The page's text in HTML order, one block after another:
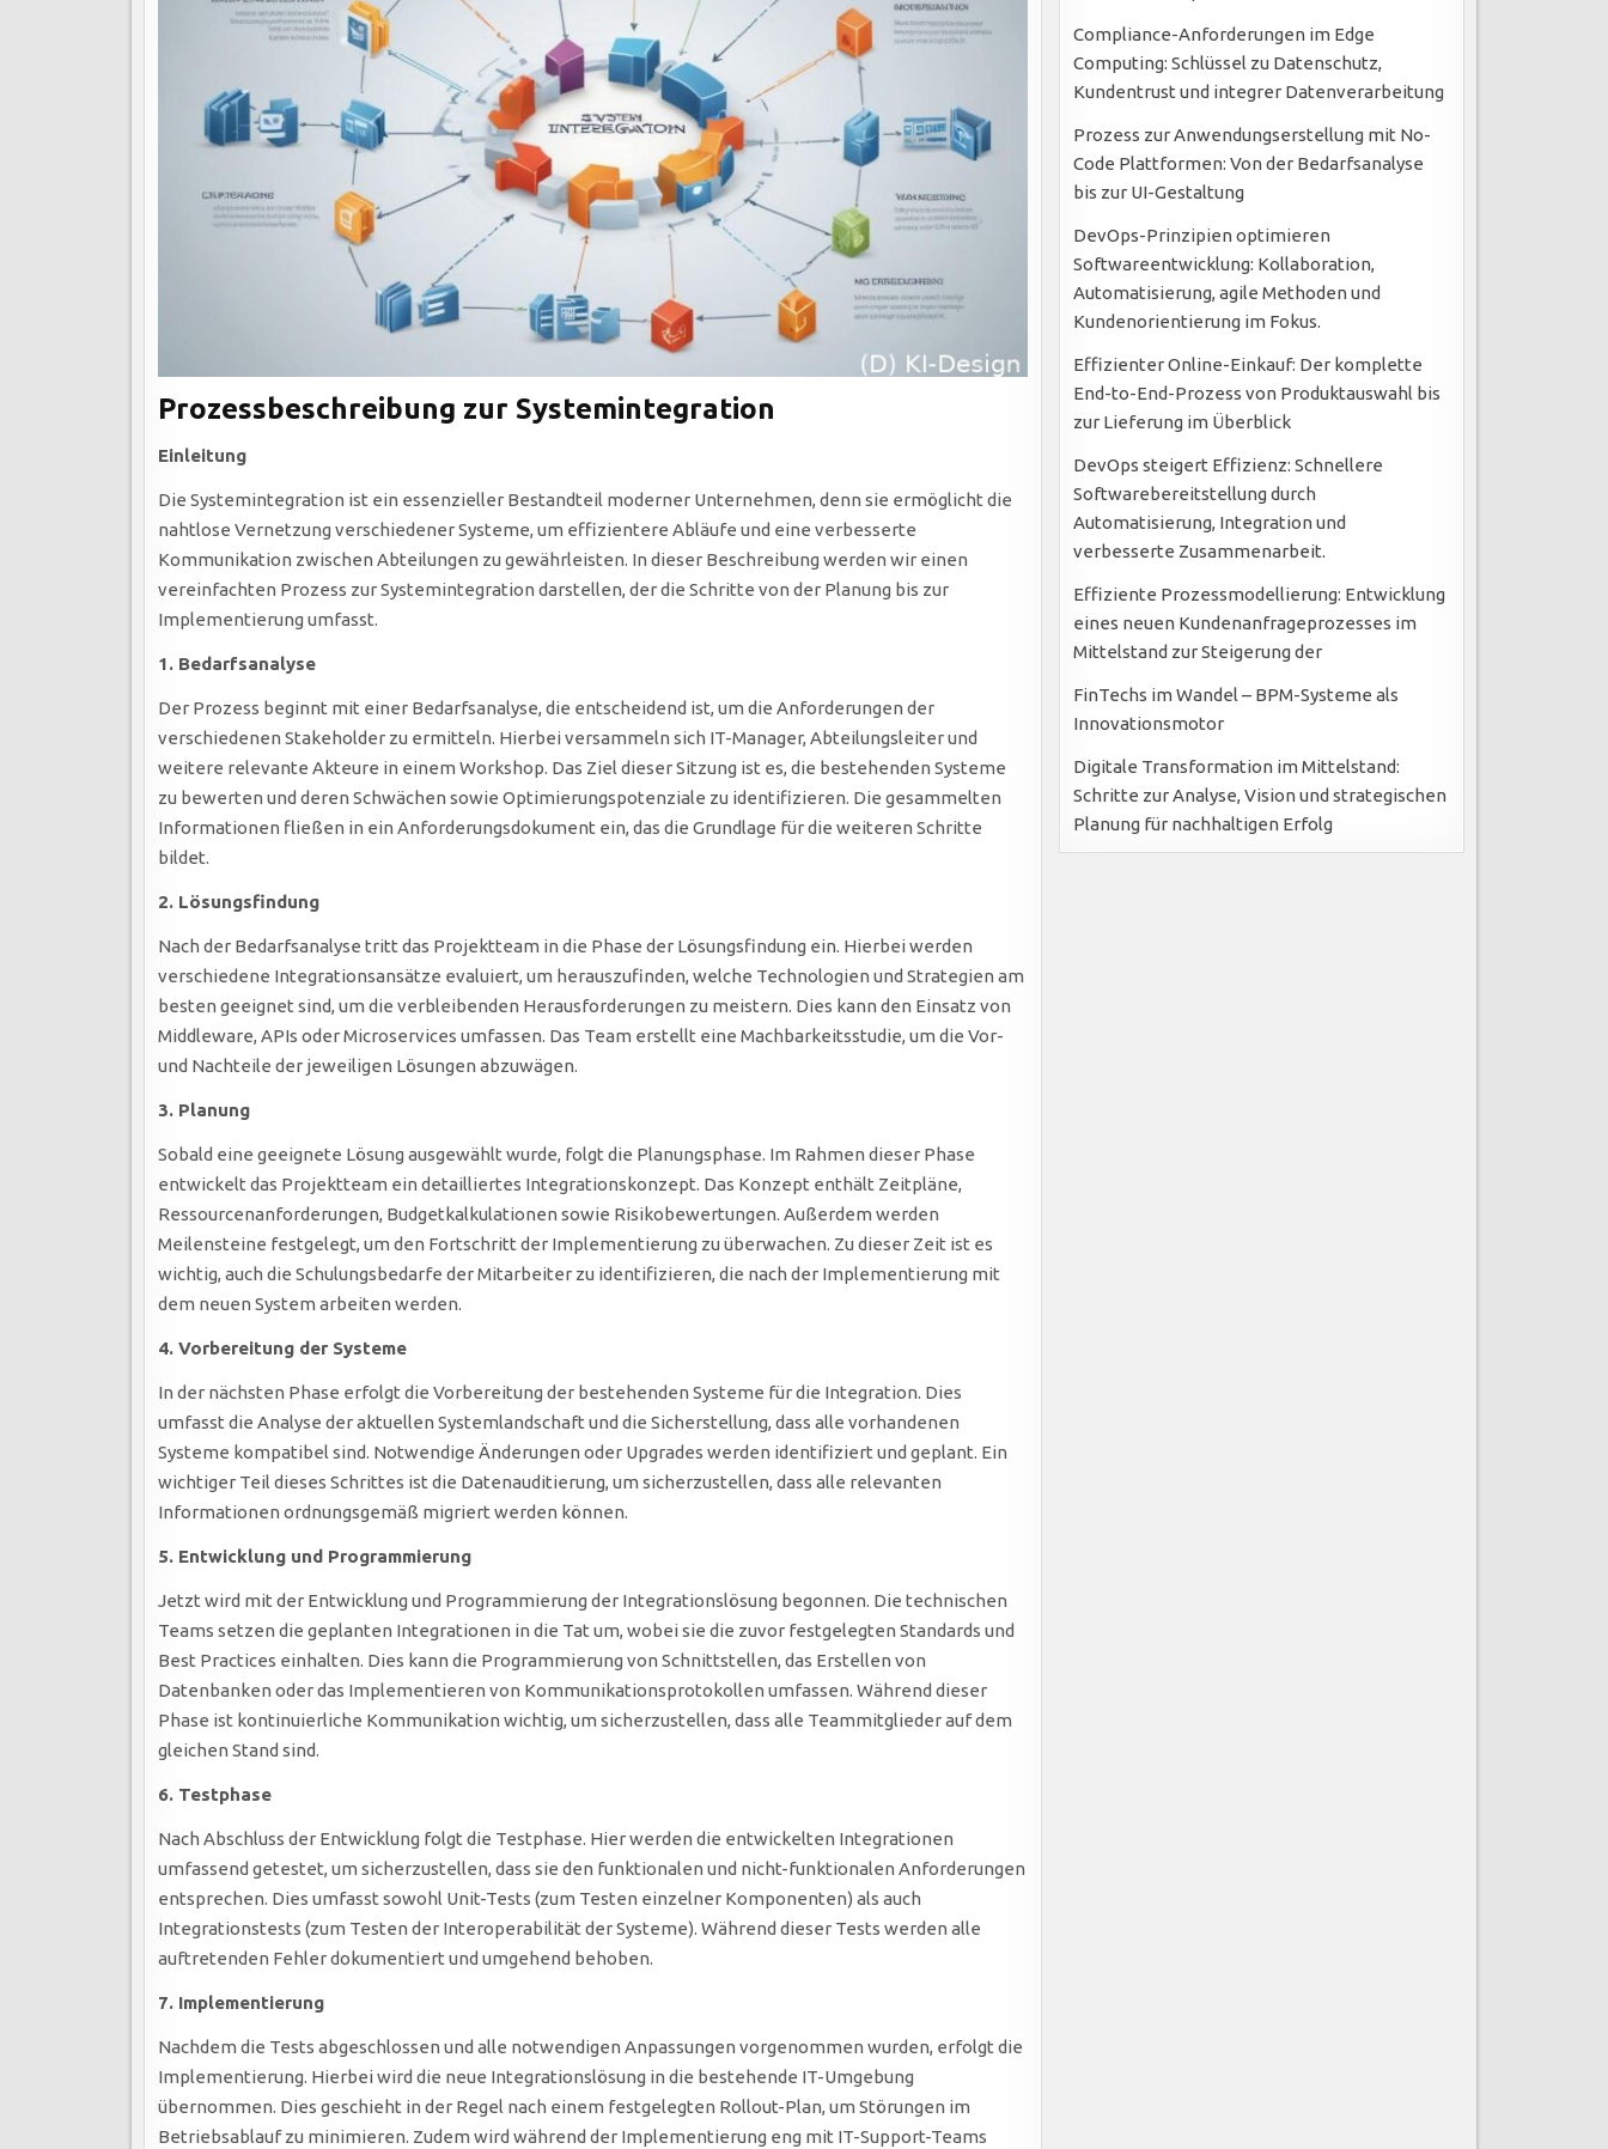
Prozessbeschreibung zur Systemintegration
Einleitung
Die Systemintegration ist ein essenzieller Bestandteil moderner Unternehmen, denn sie ermöglicht die
nahtlose Vernetzung verschiedener Systeme, um effizientere Abläufe und eine verbesserte
Kommunikation zwischen Abteilungen zu gewährleisten. In dieser Beschreibung werden wir einen
vereinfachten Prozess zur Systemintegration darstellen, der die Schritte von der Planung bis zur
Implementierung umfasst.
1. Bedarfsanalyse
Der Prozess beginnt mit einer Bedarfsanalyse, die entscheidend ist, um die Anforderungen der
verschiedenen Stakeholder zu ermitteln. Hierbei versammeln sich IT-Manager, Abteilungsleiter und
weitere relevante Akteure in einem Workshop. Das Ziel dieser Sitzung ist es, die bestehenden Systeme
zu bewerten und deren Schwächen sowie Optimierungspotenziale zu identifizieren. Die gesammelten
Informationen fließen in ein Anforderungsdokument ein, das die Grundlage für die weiteren Schritte
bildet.
2. Lösungsfindung
Nach der Bedarfsanalyse tritt das Projektteam in die Phase der Lösungsfindung ein. Hierbei werden
verschiedene Integrationsansätze evaluiert, um herauszufinden, welche Technologien und Strategien am
besten geeignet sind, um die verbleibenden Herausforderungen zu meistern. Dies kann den Einsatz von
Middleware, APIs oder Microservices umfassen. Das Team erstellt eine Machbarkeitsstudie, um die Vor-
und Nachteile der jeweiligen Lösungen abzuwägen.
3. Planung
Sobald eine geeignete Lösung ausgewählt wurde, folgt die Planungsphase. Im Rahmen dieser Phase
entwickelt das Projektteam ein detailliertes Integrationskonzept. Das Konzept enthält Zeitpläne,
Ressourcenanforderungen, Budgetkalkulationen sowie Risikobewertungen. Außerdem werden
Meilensteine festgelegt, um den Fortschritt der Implementierung zu überwachen. Zu dieser Zeit ist es
wichtig, auch die Schulungsbedarfe der Mitarbeiter zu identifizieren, die nach der Implementierung mit
dem neuen System arbeiten werden.
4. Vorbereitung der Systeme
In der nächsten Phase erfolgt die Vorbereitung der bestehenden Systeme für die Integration. Dies
umfasst die Analyse der aktuellen Systemlandschaft und die Sicherstellung, dass alle vorhandenen
Systeme kompatibel sind. Notwendige Änderungen oder Upgrades werden identifiziert und geplant. Ein
wichtiger Teil dieses Schrittes ist die Datenauditierung, um sicherzustellen, dass alle relevanten
Informationen ordnungsgemäß migriert werden können.
5. Entwicklung und Programmierung
Jetzt wird mit der Entwicklung und Programmierung der Integrationslösung begonnen. Die technischen
Teams setzen die geplanten Integrationen in die Tat um, wobei sie die zuvor festgelegten Standards und
Best Practices einhalten. Dies kann die Programmierung von Schnittstellen, das Erstellen von
Datenbanken oder das Implementieren von Kommunikationsprotokollen umfassen. Während dieser
Phase ist kontinuierliche Kommunikation wichtig, um sicherzustellen, dass alle Teammitglieder auf dem
gleichen Stand sind.
6. Testphase
Nach Abschluss der Entwicklung folgt die Testphase. Hier werden die entwickelten Integrationen
umfassend getestet, um sicherzustellen, dass sie den funktionalen und nicht-funktionalen Anforderungen
entsprechen. Dies umfasst sowohl Unit-Tests (zum Testen einzelner Komponenten) als auch
Integrationstests (zum Testen der Interoperabilität der Systeme). Während dieser Tests werden alle
auftretenden Fehler dokumentiert und umgehend behoben.
7. Implementierung
Nachdem die Tests abgeschlossen und alle notwendigen Anpassungen vorgenommen wurden, erfolgt die
Implementierung. Hierbei wird die neue Integrationslösung in die bestehende IT-Umgebung
übernommen. Dies geschieht in der Regel nach einem festgelegten Rollout-Plan, um Störungen im
Betriebsablauf zu minimieren. Zudem wird während der Implementierung eng mit IT-Support-Teams
Compliance-Anforderungen im Edge
Computing: Schlüssel zu Datenschutz,
Kundentrust und integrer Datenverarbeitung
Prozess zur Anwendungserstellung mit No-
Code Plattformen: Von der Bedarfsanalyse
bis zur UI-Gestaltung
DevOps-Prinzipien optimieren
Softwareentwicklung: Kollaboration,
Automatisierung, agile Methoden und
Kundenorientierung im Fokus.
Effizienter Online-Einkauf: Der komplette
End-to-End-Prozess von Produktauswahl bis
zur Lieferung im Überblick
DevOps steigert Effizienz: Schnellere
Softwarebereitstellung durch
Automatisierung, Integration und
verbesserte Zusammenarbeit.
Effiziente Prozessmodellierung: Entwicklung
eines neuen Kundenanfrageprozesses im
Mittelstand zur Steigerung der
FinTechs im Wandel – BPM-Systeme als
Innovationsmotor
Digitale Transformation im Mittelstand:
Schritte zur Analyse, Vision und strategischen
Planung für nachhaltigen Erfolg